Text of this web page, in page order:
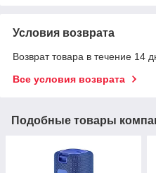
Условия возврата
Возврат товара в течение 14
Все условия возврата
Подобные товары